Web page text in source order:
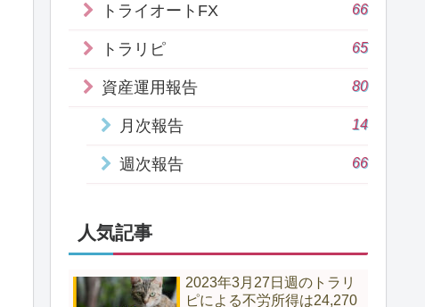
トライオートFX 66
トラリピ 65
資産運用報告 80
月次報告 14
週次報告 66
人気記事
2023年3月27日週のトラリ
ピによる不労所得は24,270